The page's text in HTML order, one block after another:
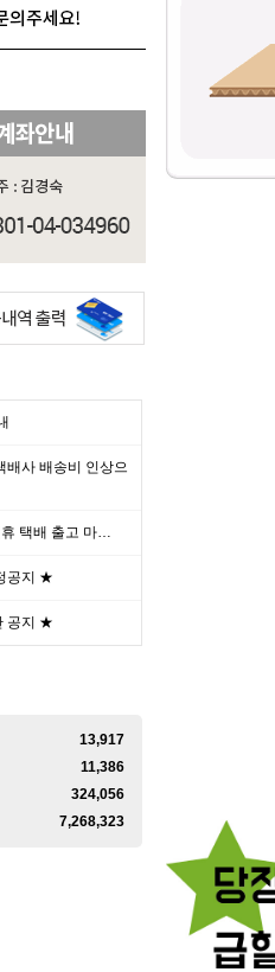
배사 배송비 인상으
택배 출고 마…
공지 ★
공지 ★
13,917
11,386
324,056
7,268,323